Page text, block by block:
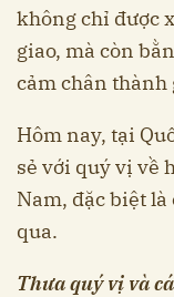
không chỉ được
giao, mà còn
cảm chân thành
Hôm nay, tại
sẻ với quý vị về
Nam, đặc biệt
qua.
Thưa quý vị và